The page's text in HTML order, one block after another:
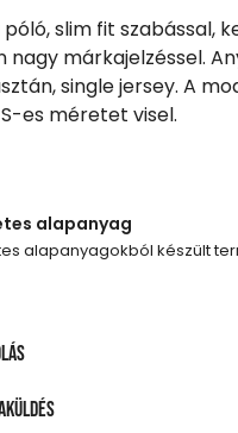
póló, slim fit szabással,
nagy márkajelzéssel.
single jersey. A
es méretet visel.
alapanyag
alapanyagokból készült